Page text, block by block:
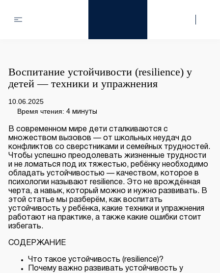
Воспитание устойчивости (resilience) у
детей — техники и упражнения
10.06.2025
Время чтения: 4 минуты
В современном мире дети сталкиваются с
множеством вызовов — от школьных неудач до
конфликтов со сверстниками и семейных трудностей.
Чтобы успешно преодолевать жизненные трудности
и не ломаться под их тяжестью, ребёнку необходимо
обладать устойчивостью — качеством, которое в
психологии называют resilience. Это не врождённая
черта, а навык, который можно и нужно развивать. В
этой статье мы разберём, как воспитать
устойчивость у ребёнка, какие техники и упражнения
работают на практике, а также какие ошибки стоит
избегать.
СОДЕРЖАНИЕ
Что такое устойчивость (resilience)?
Почему важно развивать устойчивость у